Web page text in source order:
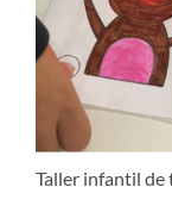
Taller infantil de